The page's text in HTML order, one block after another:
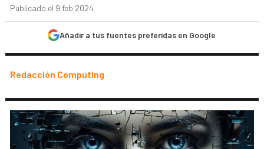
Publicado el 9 feb 2024
Añadir a tus fuentes preferidas en Google
Redacción Computing